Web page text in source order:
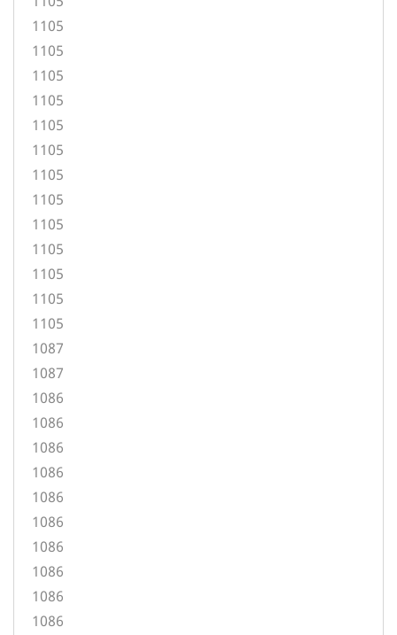
1105
1105
1105
1105
1105
1105
1105
1105
1105
1105
1105
1105
1105
1087
1087
1086
1086
1086
1086
1086
1086
1086
1086
1086
1086